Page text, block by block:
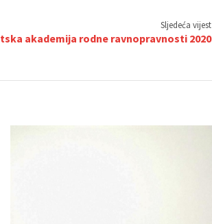
Sljedeća vijest
akademija rodne ravnopravnosti 2020